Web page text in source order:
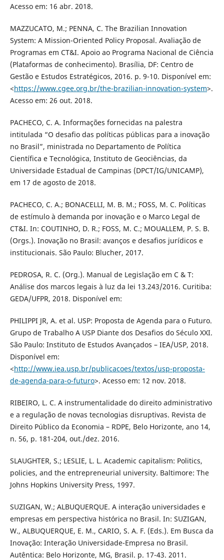
Acesso em: 16 abr. 2018.
MAZZUCATO, M.; PENNA, C. The Brazilian Innovation
System: A Mission-Oriented Policy Proposal. Avaliação de
Programas em CT&I. Apoio ao Programa Nacional de Ciência
(Plataformas de conhecimento). Brasília, DF: Centro de
Gestão e Estudos Estratégicos, 2016. p. 9-10. Disponível em:
<https://www.cgee.org.br/the-brazilian-innovation-system>.
Acesso em: 26 out. 2018.
PACHECO, C. A. Informações fornecidas na palestra
intitulada “O desafio das políticas públicas para a inovação
no Brasil”, ministrada no Departamento de Política
Científica e Tecnológica, Instituto de Geociências, da
Universidade Estadual de Campinas (DPCT/IG/UNICAMP),
em 17 de agosto de 2018.
PACHECO, C. A.; BONACELLI, M. B. M.; FOSS, M. C. Políticas
de estímulo à demanda por inovação e o Marco Legal de
CT&I. In: COUTINHO, D. R.; FOSS, M. C.; MOUALLEM, P. S. B.
(Orgs.). Inovação no Brasil: avanços e desafios jurídicos e
institucionais. São Paulo: Blucher, 2017.
PEDROSA, R. C. (Org.). Manual de Legislação em C & T:
Análise dos marcos legais à luz da lei 13.243/2016. Curitiba:
GEDA/UFPR, 2018. Disponível em:
PHILIPPI JR, A. et al. USP: Proposta de Agenda para o Futuro.
Grupo de Trabalho A USP Diante dos Desafios do Século XXI.
São Paulo: Instituto de Estudos Avançados – IEA/USP, 2018.
Disponível em:
<http://www.iea.usp.br/publicacoes/textos/usp-proposta-
de-agenda-para-o-futuro>. Acesso em: 12 nov. 2018.
RIBEIRO, L. C. A instrumentalidade do direito administrativo
e a regulação de novas tecnologias disruptivas. Revista de
Direito Público da Economia – RDPE, Belo Horizonte, ano 14,
n. 56, p. 181-204, out./dez. 2016.
SLAUGHTER, S.; LESLIE, L. L. Academic capitalism: Politics,
policies, and the entrepreneurial university. Baltimore: The
Johns Hopkins University Press, 1997.
SUZIGAN, W.; ALBUQUERQUE. A interação universidades e
empresas em perspectiva histórica no Brasil. In: SUZIGAN,
W., ALBUQUERQUE, E. M., CARIO, S. A. F. (Eds.). Em Busca da
Inovação: Interação Universidade-Empresa no Brasil.
Autêntica: Belo Horizonte, MG, Brasil. p. 17-43. 2011.